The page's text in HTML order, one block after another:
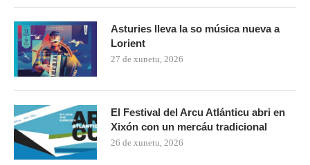
Asturies lleva la so música nueva a
Lorient
27 de xunetu, 2026
El Festival del Arcu Atlánticu abri en
Xixón con un mercáu tradicional
26 de xunetu, 2026